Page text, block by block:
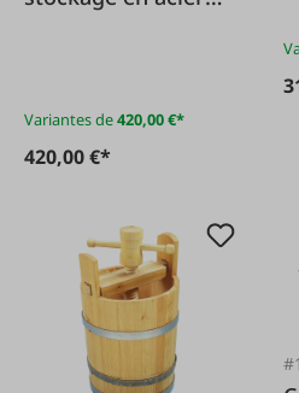
Variantes de420,00 €*
420,00 €*